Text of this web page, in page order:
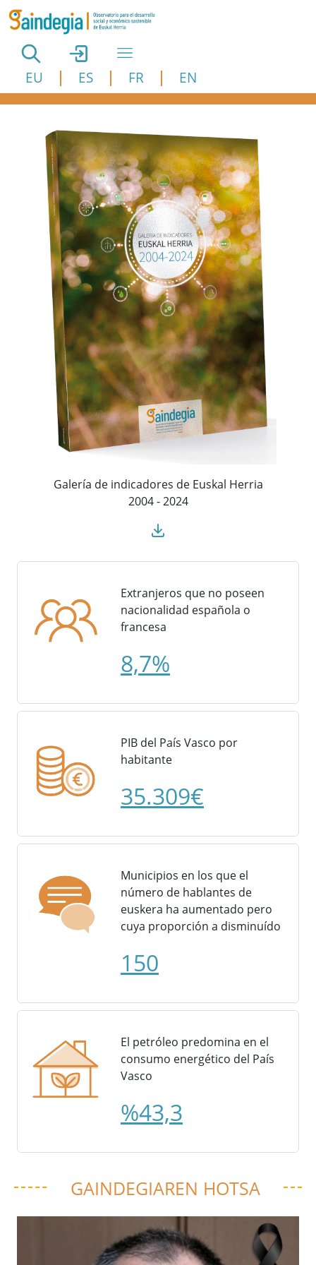
Pasar al contenido principal
EU ES FR EN
Galería de indicadores de Euskal Herria
2004 - 2024
Extranjeros que no poseen
nacionalidad española o
francesa
8,7%
PIB del País Vasco por
habitante
35.309€
Municipios en los que el
número de hablantes de
euskera ha aumentado pero
cuya proporción a disminuído
150
El petróleo predomina en el
consumo energético del País
Vasco
%43,3
GAINDEGIAREN HOTSA